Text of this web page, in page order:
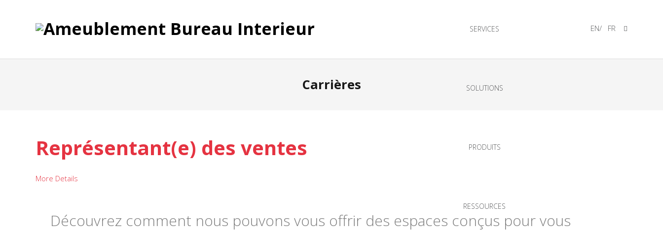
SERVICES
SOLUTIONS
PRODUITS
RESSOURCES
EN/ FR
Carrières
Représentant(e) des ventes
More Details
Découvrez comment nous pouvons vous offrir des espaces conçus pour vous